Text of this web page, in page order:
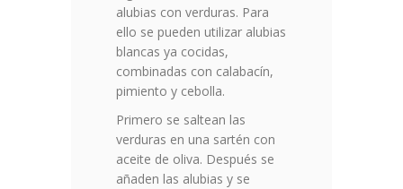
alubias con verduras. Para
ello se pueden utilizar alubias
blancas ya cocidas,
combinadas con calabacín,
pimiento y cebolla.
Primero se saltean las
verduras en una sartén con
aceite de oliva. Después se
añaden las alubias y se